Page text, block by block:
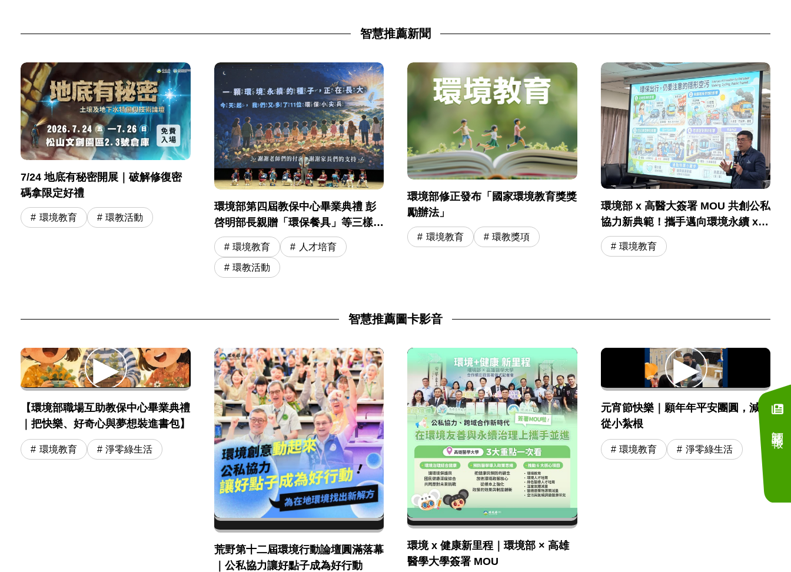
智慧推薦新聞
7/24 地底有秘密開展｜破解修復密
碼拿限定好禮
環境教育 環教活動
環境部第四屆教保中心畢業典禮 彭
啓明部長親贈「環保餐具」等三樣神
奇寶物 勉勵 11 位環保小尖兵開啟小
學冒險旅程
環境教育 人才培育
環教活動
環境部修正發布「國家環境教育獎獎
勵辦法」
環境教育 環教獎項
環境部 x 高醫大簽署 MOU 共創公私
協力新典範！攜手邁向環境永續 x
國民健康
環境教育
智慧推薦圖卡影音
【環境部職場互助教保中心畢業典禮
｜把快樂、好奇心與夢想裝進書包】
環境教育 淨零綠生活
荒野第十二屆環境行動論壇圓滿落幕
｜公私協力讓好點子成為好行動
環境 x 健康新里程｜環境部 × 高雄
醫學大學簽署 MOU
元宵節快樂｜願年年平安團圓，減碳
從小紮根
環境教育 淨零綠生活